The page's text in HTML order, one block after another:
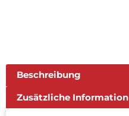
Beschreibung
Zusätzliche Information